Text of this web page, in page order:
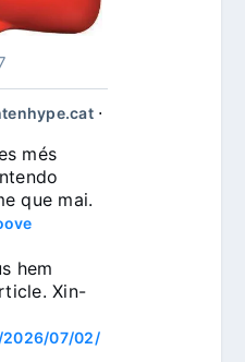
⋅
més
hem
Xin-
07/02/